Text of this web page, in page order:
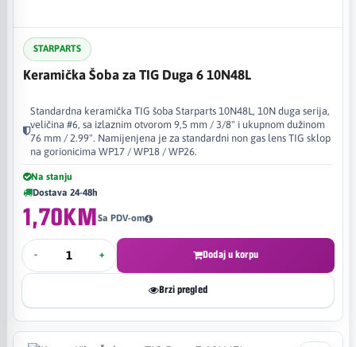
STARPARTS
Keramička Šoba za TIG Duga 6 10N48L
Standardna keramička TIG šoba Starparts 10N48L, 10N duga serija,
veličina #6, sa izlaznim otvorom 9,5 mm / 3/8" i ukupnom dužinom
76 mm / 2.99". Namijenjena je za standardni non gas lens TIG sklop
na gorionicima WP17 / WP18 / WP26.
Na stanju
Dostava 24-48h
1,70KMSa PDV-om
- + Dodaj u korpu
Brzi pregled